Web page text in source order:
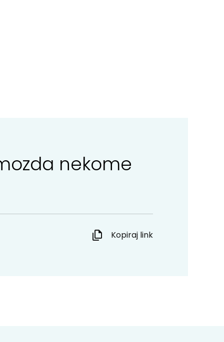
nekome
Kopiraj link